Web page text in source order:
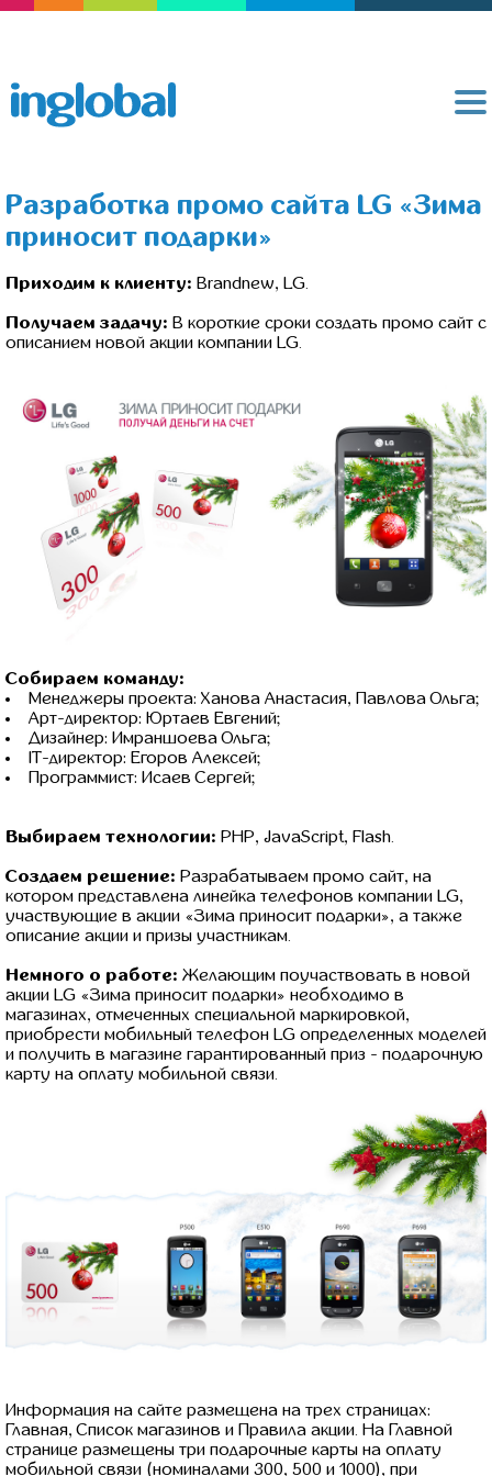
Разработка промо сайта LG «Зима
приносит подарки»
Приходим к клиенту: Brandnew, LG.
Получаем задачу: В короткие сроки создать промо сайт с
описанием новой акции компании LG.
Собираем команду:
Менеджеры проекта: Ханова Анастасия, Павлова Ольга;
Арт-директор: Юртаев Евгений;
Дизайнер: Имраншоева Ольга;
IT-директор: Егоров Алексей;
Программист: Исаев Сергей;
Выбираем технологии: PHP, JavaScript, Flash.
Создаем решение: Разрабатываем промо сайт, на
котором представлена линейка телефонов компании LG,
участвующие в акции «Зима приносит подарки», а также
описание акции и призы участникам.
Немного о работе: Желающим поучаствовать в новой
акции LG «Зима приносит подарки» необходимо в
магазинах, отмеченных специальной маркировкой,
приобрести мобильный телефон LG определенных моделей
и получить в магазине гарантированный приз - подарочную
карту на оплату мобильной связи.
Информация на сайте размещена на трех страницах:
Главная, Список магазинов и Правила акции. На Главной
странице размещены три подарочные карты на оплату
мобильной связи (номиналами 300, 500 и 1000), при